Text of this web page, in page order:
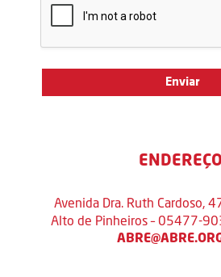
ENDEREÇO
Avenida Dra. Ruth Cardoso,
Alto de Pinheiros – 05477-